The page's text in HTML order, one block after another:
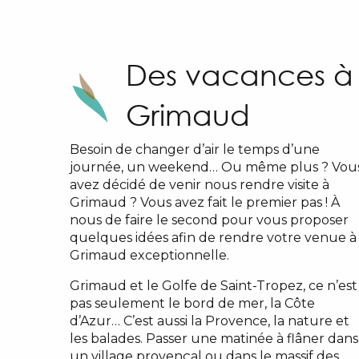
Des vacances à
Grimaud
Besoin de changer d’air le temps d’une
journée, un weekend… Ou même plus ?
avez décidé de venir nous rendre visite à
Grimaud ? Vous avez fait le premier pas ! À
nous de faire le second pour vous proposer
quelques idées afin de rendre votre venue à
Grimaud exceptionnelle.
Grimaud et le Golfe de Saint-Tropez, ce n’est
pas seulement le bord de mer, la Côte
d’Azur… C’est aussi la Provence, la nature et
les balades. Passer une matinée à flâner dans